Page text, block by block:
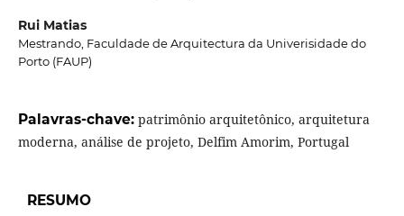
Rui Matias
Mestrando, Faculdade de Arquitectura da Univerisidade do
Porto (FAUP)
Palavras-chave: patrimônio arquitetônico, arquitetura
moderna, análise de projeto, Delfim Amorim, Portugal
RESUMO